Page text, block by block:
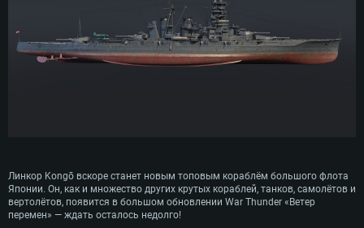
Линкор Kongō вскоре станет новым топовым кораблём большого флота
Японии. Он, как и множество других крутых кораблей, танков, самолётов и
вертолётов, появится в большом обновлении War Thunder «Ветер
перемен» — ждать осталось недолго!